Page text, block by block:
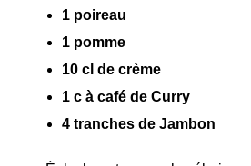
1 poireau
1 pomme
10 cl de crème
1 c à café de Curry
4 tranches de Jambon